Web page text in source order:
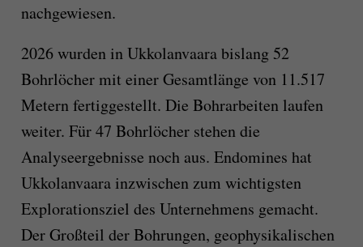
nachgewiesen.
2026 wurden in Ukkolanvaara bislang 52
Bohrlöcher mit einer Gesamtlänge von 11.517
Metern fertiggestellt. Die Bohrarbeiten laufen
weiter. Für 47 Bohrlöcher stehen die
Analyseergebnisse noch aus. Endomines hat
Ukkolanvaara inzwischen zum wichtigsten
Explorationsziel des Unternehmens gemacht.
Der Großteil der Bohrungen, geophysikalischen